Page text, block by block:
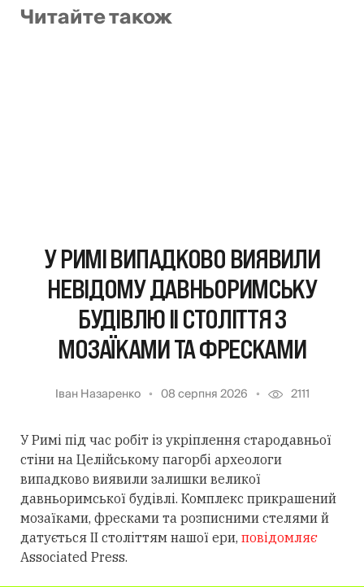
Читайте також
У РИМІ ВИПАДКОВО ВИЯВИЛИ
НЕВІДОМУ ДАВНЬОРИМСЬКУ
БУДІВЛЮ II СТОЛІТТЯ З
МОЗАЇКАМИ ТА ФРЕСКАМИ
Іван Назаренко 08 серпня 2026 2111
У Римі під час робіт із укріплення стародавньої
стіни на Целійському пагорбі археологи
випадково виявили залишки великої
давньоримської будівлі. Комплекс прикрашений
мозаїками, фресками та розписними стелями й
датується II століттям нашої ери, повідомляє
Associated Press.